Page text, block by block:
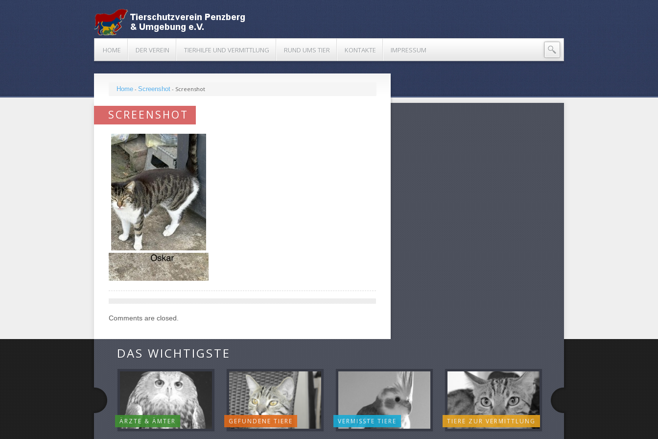
HOME DER VEREIN TIERHILFE UND VERMITTLUNG RUND UMS TIER KONTAKTE IMPRESSUM
Home - Screenshot - Screenshot
SCREENSHOT
Comments are closed.
DAS WICHTIGSTE
ÄRZTE & ÄMTER GEFUNDENE TIERE VERMISSTE TIERE TIERE ZUR VERMITTLUNG